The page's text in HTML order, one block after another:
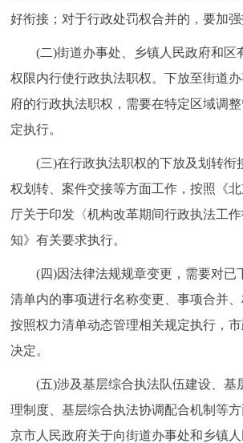
好衔接；对于行政处罚权合并的，要加强
(二)街道办事处、乡镇人民政府和区
权限内行使行政执法职权。下放至街道
府的行政执法职权，需要在特定区域调
定执行。
(三)在行政执法职权的下放及划转衔
权划转、案件交接等方面工作，按照《
厅关于印发〈机构改革期间行政执法工
知》有关要求执行。
(四)因法律法规规章变更，需要对已
清单内的事项进行名称变更、事项合并、
按照权力清单动态管理相关规定执行，
决定。
(五)涉及基层综合执法队伍建设、基
理制度、基层综合执法协调配合机制等
京市人民政府关于向街道办事处和乡镇